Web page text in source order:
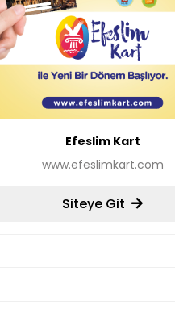
Efeslim Kart
www.efeslimkart.com
Siteye Git